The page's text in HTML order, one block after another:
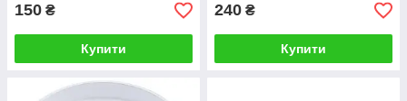
150 ₴
Купити
240 ₴
Купити